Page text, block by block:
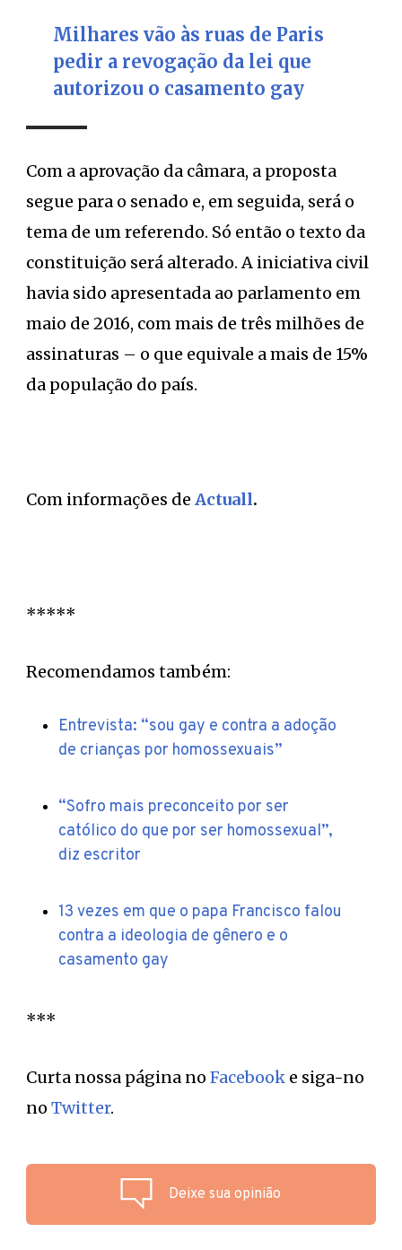
Milhares vão às ruas de Paris
pedir a revogação da lei que
autorizou o casamento gay
Com a aprovação da câmara, a proposta
segue para o senado e, em seguida, será o
tema de um referendo. Só então o texto da
constituição será alterado. A iniciativa civil
havia sido apresentada ao parlamento em
maio de 2016, com mais de três milhões de
assinaturas – o que equivale a mais de 15%
da população do país.
Com informações de Actuall.
*****
Recomendamos também:
Entrevista: “sou gay e contra a adoção
de crianças por homossexuais”
“Sofro mais preconceito por ser
católico do que por ser homossexual”,
diz escritor
13 vezes em que o papa Francisco falou
contra a ideologia de gênero e o
casamento gay
***
Curta nossa página no Facebook e siga-no
no Twitter.
Deixe sua opinião